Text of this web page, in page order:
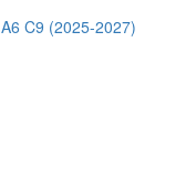
A6 C9 (2025-2027)